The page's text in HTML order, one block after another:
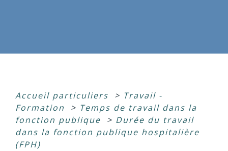
Accueil particuliers > Travail -
Formation
> Temps de travail dans la
fonction publique
> Durée du travail
dans la fonction publique hospitalière
(FPH)